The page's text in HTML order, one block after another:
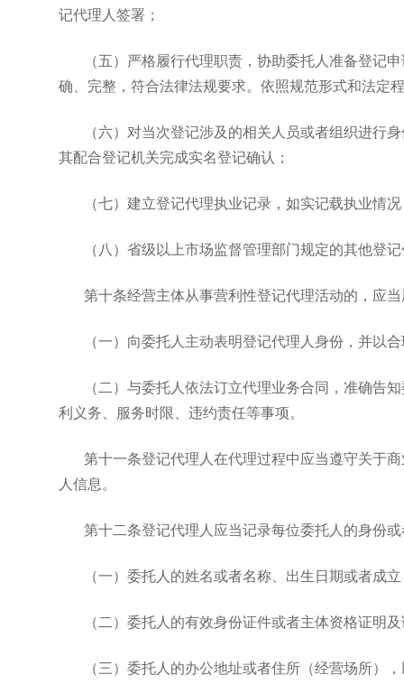
记代理人签署；
（五）严格履行代理职责，协助委托人准备登记
确、完整，符合法律法规要求。依照规范形式和法定
（六）对当次登记涉及的相关人员或者组织进行
其配合登记机关完成实名登记确认；
（七）建立登记代理执业记录，如实记载执业情
（八）省级以上市场监督管理部门规定的其他登
第十条经营主体从事营利性登记代理活动的，应
（一）向委托人主动表明登记代理人身份，并以
（二）与委托人依法订立代理业务合同，准确告
利义务、服务时限、违约责任等事项。
第十一条登记代理人在代理过程中应当遵守关于
人信息。
第十二条登记代理人应当记录每位委托人的身份
（一）委托人的姓名或者名称、出生日期或者成
（二）委托人的有效身份证件或者主体资格证明
（三）委托人的办公地址或者住所（经营场所）